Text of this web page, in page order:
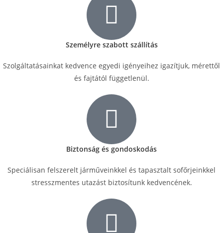
Személyre szabott szállítás
Szolgáltatásainkat kedvence egyedi igényeihez igazítjuk, mérettől
és fajtától függetlenül.
Biztonság és gondoskodás
Speciálisan felszerelt járműveinkkel és tapasztalt sofőrjeinkkel
stresszmentes utazást biztosítunk kedvencének.